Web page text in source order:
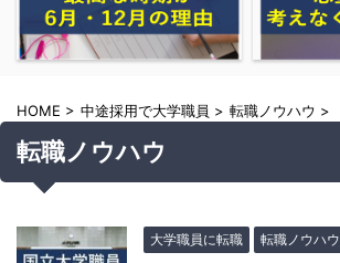
HOME > 中途採用で大学職員 > 転職ノウハウ >
転職ノウハウ
大学職員に転職 転職ノウハウ